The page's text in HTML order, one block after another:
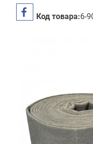
Код товара:6-